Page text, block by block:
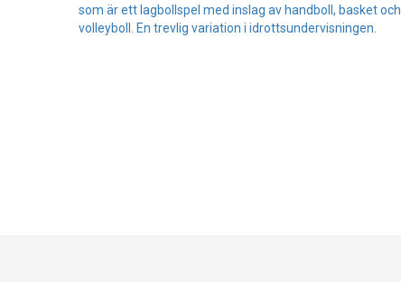
som är ett lagbollspel med inslag av handboll, basket och
volleyboll. En trevlig variation i idrottsundervisningen.